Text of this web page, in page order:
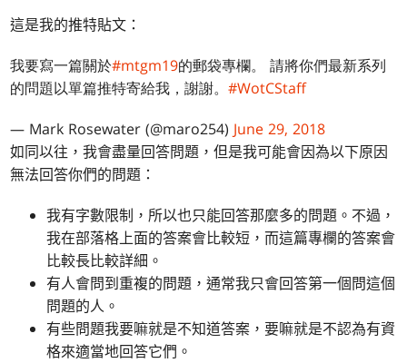
這是我的推特貼文：
我要寫一篇關於#mtgm19的郵袋專欄。 請將你們最新系列
的問題以單篇推特寄給我，謝謝。#WotCStaff
— Mark Rosewater (@maro254) June 29, 2018
如同以往，我會盡量回答問題，但是我可能會因為以下原因
無法回答你們的問題：
我有字數限制，所以也只能回答那麼多的問題。不過，
我在部落格上面的答案會比較短，而這篇專欄的答案會
比較長比較詳細。
有人會問到重複的問題，通常我只會回答第一個問這個
問題的人。
有些問題我要嘛就是不知道答案，要嘛就是不認為有資
格來適當地回答它們。